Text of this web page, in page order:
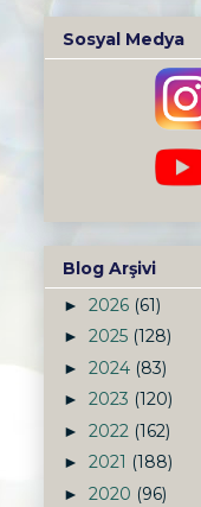
Sosyal Medya
Blog Arşivi
► 2026 (61)
► 2025 (128)
► 2024 (83)
► 2023 (120)
► 2022 (162)
► 2021 (188)
► 2020 (96)